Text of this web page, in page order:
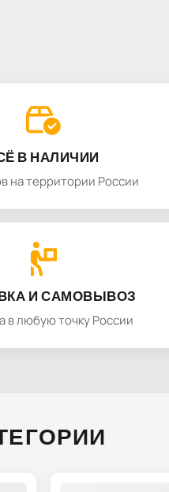
В НАЛИЧИИ
на территории России
И САМОВЫВОЗ
в любую точку России